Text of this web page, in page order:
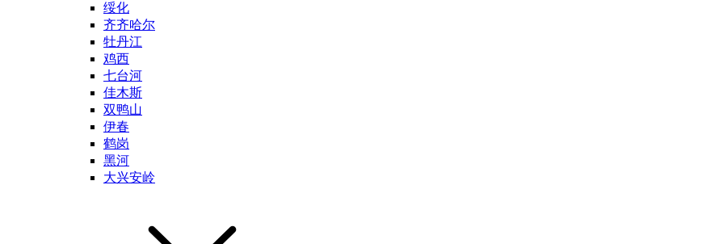
绥化
齐齐哈尔
牡丹江
鸡西
七台河
佳木斯
双鸭山
伊春
鹤岗
黑河
大兴安岭